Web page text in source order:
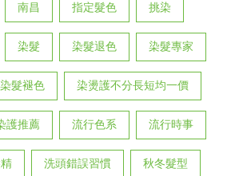
南昌 指定髮色 挑染
染髮 染髮退色 染髮專家
染髮褪色 染燙護不分長短均一價
護推薦 流行色系 流行時事
洗頭錯誤習慣 秋冬髮型